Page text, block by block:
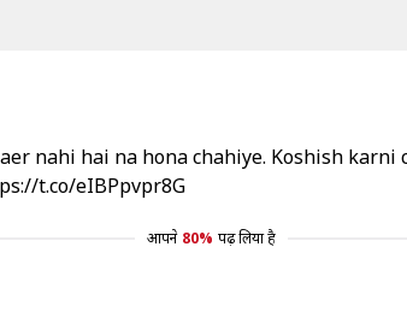
nahi hai na hona chahiye. Koshish
t.co/eIBPpvpr8G
आपने 80% पढ़ लिया है